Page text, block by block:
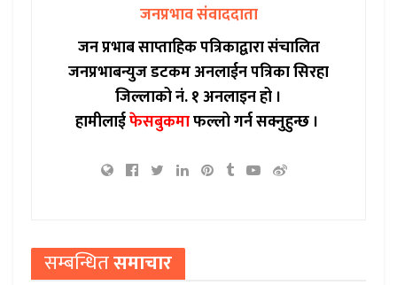
जनप्रभाव संवाददाता
जन प्रभाब साप्ताहिक पत्रिकाद्वारा संचालित
जनप्रभाबन्युज डटकम अनलाईन पत्रिका सिरहा
जिल्लाको नं. १ अनलाइन हो ।
हामीलाईफेसबुकमाफल्लो गर्न सक्नुहुन्छ ।
सम्बन्धितसमाचार